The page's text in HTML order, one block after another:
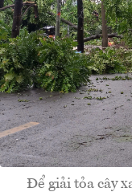
Để giải tỏa cây